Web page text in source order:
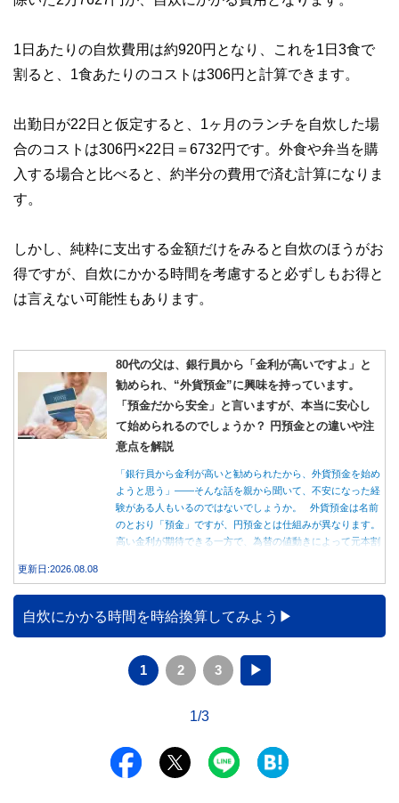
1日あたりの自炊費用は約920円となり、これを1日3食で
割ると、1食あたりのコストは306円と計算できます。
出勤日が22日と仮定すると、1ヶ月のランチを自炊した場
合のコストは306円×22日＝6732円です。外食や弁当を購
入する場合と比べると、約半分の費用で済む計算になりま
す。
しかし、純粋に支出する金額だけをみると自炊のほうがお
得ですが、自炊にかかる時間を考慮すると必ずしもお得と
は言えない可能性もあります。
80代の父は、銀行員から「金利が高いですよ」と
勧められ、“外貨預金”に興味を持っています。
「預金だから安全」と言いますが、本当に安心し
て始められるのでしょうか？ 円預金との違いや注
意点を解説
「銀行員から金利が高いと勧められたから、外貨預金を始め
ようと思う」――そんな話を親から聞いて、不安になった経
験がある人もいるのではないでしょうか。 外貨預金は名前
のとおり「預金」ですが、円預金とは仕組みが異なります。
高い金利が期待できる一方で、為替の値動きによって元本割
更新日:2026.08.08
自炊にかかる時間を時給換算してみよう
1 2 3 ▶
1/3